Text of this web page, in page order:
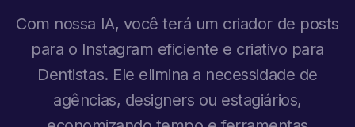
Com nossa IA, você terá um criador de posts
para o Instagram eficiente e criativo para
Dentistas. Ele elimina a necessidade de
agências, designers ou estagiários,